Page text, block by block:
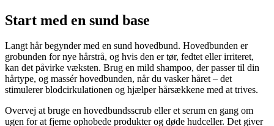
Start med en sund base
Langt hår begynder med en sund hovedbund. Hovedbunden er
grobunden for nye hårstrå, og hvis den er tør, fedtet eller irriteret,
kan det påvirke væksten. Brug en mild shampoo, der passer til din
hårtype, og massér hovedbunden, når du vasker håret – det
stimulerer blodcirkulationen og hjælper hårsækkene med at trives.
Overvej at bruge en hovedbundsscrub eller et serum en gang om
ugen for at fjerne ophobede produkter og døde hudceller. Det giver